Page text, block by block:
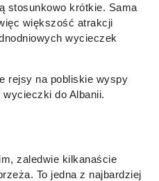
stosunkowo krótkie. Sama
większość atrakcji
wycieczek
rejsy na pobliskie wyspy
do Albanii.
zaledwie kilkanaście
To jedna z najbardziej